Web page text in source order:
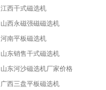
江西干式磁选机
山西永磁强磁磁选机
河南平板磁选机
山东销售干式磁选机
山东河沙磁选机厂家价格
广西三盘平板磁选机